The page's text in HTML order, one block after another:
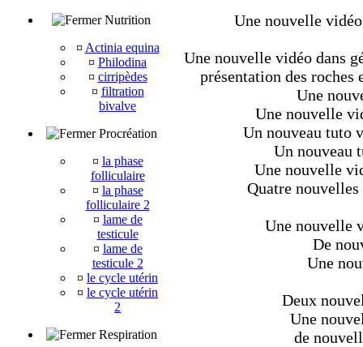
Nutrition
¤ Actinia equina
¤ Philodina
¤ cirripèdes
¤ filtration
bivalve
Procréation
¤ la phase
folliculaire
¤ la phase
folliculaire 2
¤ lame de
testicule
¤ lame de
testicule 2
¤ le cycle utérin
¤ le cycle utérin
2
Respiration
Une nouvelle
Une nouvelle vidéo dans
présentation des
Une
Une nouvelle
Un nouveau tuto
Un nouveau
Une nouvelle
Quatre
Une nouvelle
De
Une
Deux
Une
de